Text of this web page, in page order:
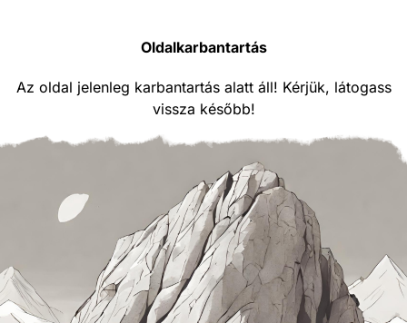
Oldalkarbantartás
Az oldal jelenleg karbantartás alatt áll! Kérjük, látogass
vissza később!